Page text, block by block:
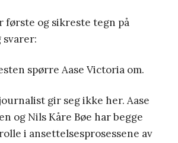
første og sikreste tegn på
spørre Aase Victoria om.
gir seg ikke her. Aase
og Nils Kåre Bøe har begge
i ansettelsesprosessene av